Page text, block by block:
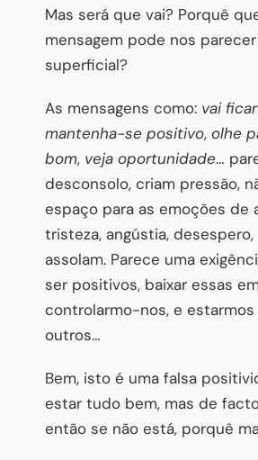
Mas será que vai? Porquê
mensagem pode nos
superficial?
As mensagens como: vai
mantenha-se positivo, olhe
bom, veja oportunidade…
desconsolo, criam pressão,
espaço para as emoções de
tristeza, angústia,
assolam. Parece uma
ser positivos, baixar essas
controlarmo-nos, e
outros…
Bem, isto é uma falsa
estar tudo bem, mas de
então se não está, porquê